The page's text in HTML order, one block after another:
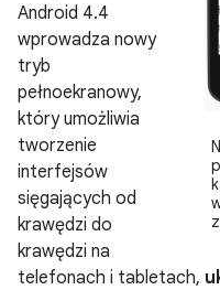
Android 4.4
wprowadza nowy
tryb
pełnoekranowy,
który umożliwia
tworzenie
interfejsów
sięgających od
krawędzi do
krawędzi na
telefonach i tabletach,